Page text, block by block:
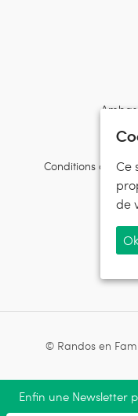
Conditions
© Randos en
Enfin une Newsletter
Ce
de
Ok